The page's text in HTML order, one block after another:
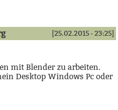
[25.02.2015 - 23:25]
mit Blender zu arbeiten.
Desktop Windows Pc oder